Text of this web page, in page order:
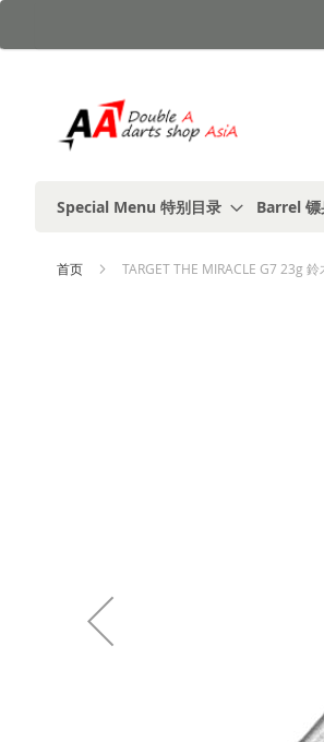
到
Special Menu 特别目录
Barrel 镖
首页 TARGET THE MIRACLE G7 23g